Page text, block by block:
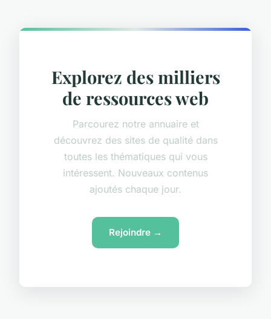
Explorez des milliers
de ressources web
Parcourez notre annuaire et
découvrez des sites de qualité dans
toutes les thématiques qui vous
intéressent. Nouveaux contenus
ajoutés chaque jour.
Rejoindre →